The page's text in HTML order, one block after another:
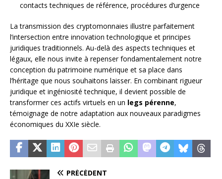
contacts techniques de référence, procédures d’urgence
La transmission des cryptomonnaies illustre parfaitement
l’intersection entre innovation technologique et principes
juridiques traditionnels. Au-delà des aspects techniques et
légaux, elle nous invite à repenser fondamentalement notre
conception du patrimoine numérique et sa place dans
l’héritage que nous souhaitons laisser. En combinant rigueur
juridique et ingéniosité technique, il devient possible de
transformer ces actifs virtuels en un legs pérenne,
témoignage de notre adaptation aux nouveaux paradigmes
économiques du XXIe siècle.
PRÉCÉDENT